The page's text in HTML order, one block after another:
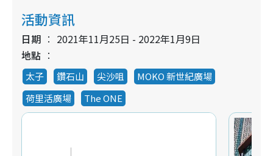
活動資訊
日期
2021年11月25日 - 2022年1月9日
地點
太子 鑽石山 尖沙咀
MOKO 新世紀廣場
荷里活廣場
The ONE